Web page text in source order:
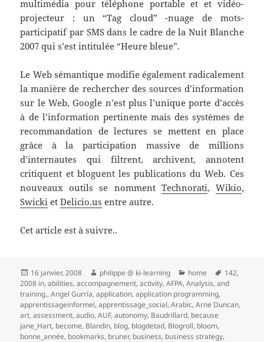
multimédia pour téléphone portable et et vidéo-
projecteur : un “Tag cloud” -nuage de mots-
participatif par SMS dans le cadre de la Nuit Blanche
2007 qui s’est intitulée “Heure bleue”.
Le Web sémantique modifie également radicalement
la manière de rechercher des sources d’information
sur le Web, Google n’est plus l’unique porte d’accès
à de l’information pertinente mais des systèmes de
recommandation de lectures se mettent en place
grâce à la participation massive de millions
d’internautes qui filtrent, archivent, annotent
critiquent et bloguent les publications du Web. Ces
nouveaux outils se nomment Technorati, Wikio,
Swicki etDelicio.us entre autre.
Cet article est à suivre..
Publié
le
16 janvier, 2008 Auteur
philippe @ ki-learning Catégories
home
Mots-
clés
142,
2008 in,abilities,accompagnement,activity,AFPA,Analysis,and
training.,Angel Gurría,application,application programming,
apprentissageinformel,apprentissage_social,Arabic,Arne Duncan,
art,assessment,audio,AUF,autonomy, Baudrillard, because
jane_Hart, become, Blandin, blog, blogdetad, Blogroll, bloom,
bonne_année, bookmarks, bruner, business, business strategy,